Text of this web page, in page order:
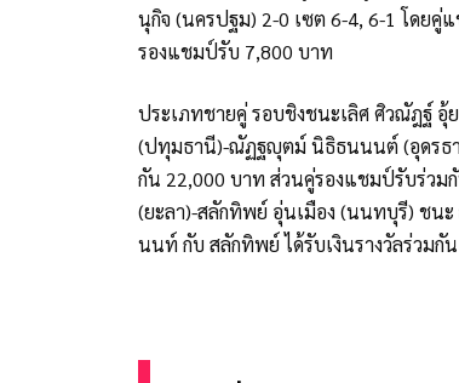
นุกิจ (นครปฐม) 2-0 เซต 6-4, 6-1 โดย
รองแชมป์รับ 7,800 บาท
ประเภทชายคู่ รอบชิงชนะเลิศ ศิวณัฎฐ์
(ปทุมธานี)-ณัฏฐญุตม์ นิธิธนนนต์ (อุดรธา
กัน 22,000 บาท ส่วนคู่รองแชมป์รับร่ว
(ยะลา)-สลักทิพย์ อุ่นเมือง (นนทบุรี) ชน
นนท์ กับ สลักทิพย์ ได้รับเงินรางวัลร่วม